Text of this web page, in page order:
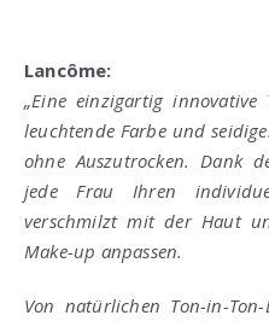
Lancôme:
„Eine einzigartig
leuchtende Farbe und
ohne Auszutrocken. Dank
jede Frau Ihren
verschmilzt mit der Haut
Make-up anpassen.
Von natürlichen Ton-in-